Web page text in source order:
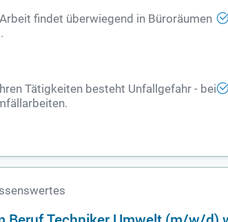
findet überwiegend in Büroräumen
Tätigkeiten besteht Unfallgefahr - bei